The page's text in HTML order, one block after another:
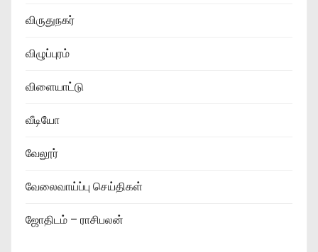
விருதுநகர்
விழுப்புரம்
விளையாட்டு
வீடியோ
வேலூர்
வேலைவாய்ப்பு செய்திகள்
ஜோதிடம் – ராசிபலன்